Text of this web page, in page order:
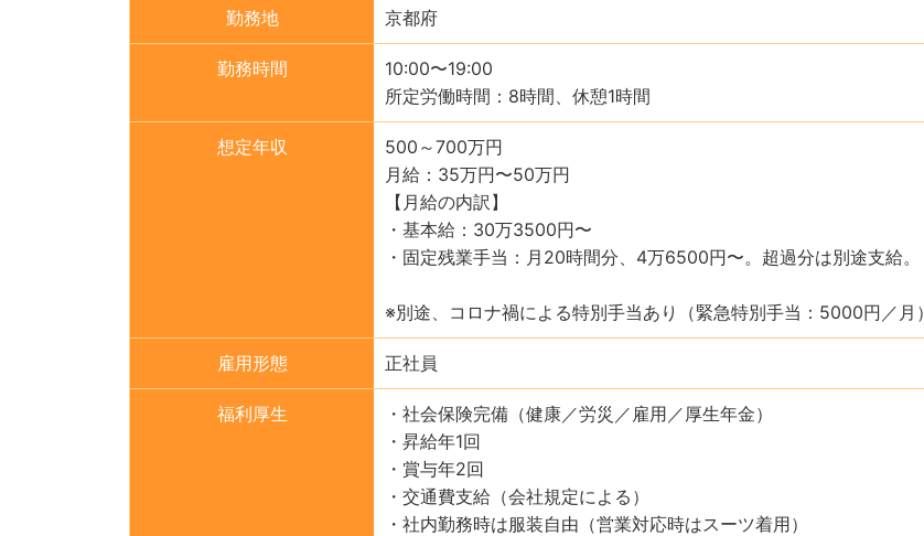
勤務地 京都府
勤務時間
10:00〜19:00
所定労働時間：8時間、休憩1時間
想定年収
500～700万円
月給：35万円〜50万円
【月給の内訳】
・基本給：30万3500円〜
・固定残業手当：月20時間分、4万6500円〜。超過分は別途支給。
※別途、コロナ禍による特別手当あり（緊急特別手当：5000円／月）
雇用形態 正社員
福利厚生
・社会保険完備（健康／労災／雇用／厚生年金）
・昇給年1回
・賞与年2回
・交通費支給（会社規定による）
・社内勤務時は服装自由（営業対応時はスーツ着用）